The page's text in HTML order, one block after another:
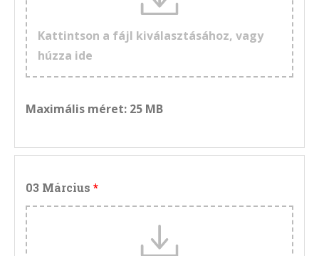
Kattintson a fájl kiválasztásához, vagy
húzza ide
Maximális méret: 25 MB
03 Március